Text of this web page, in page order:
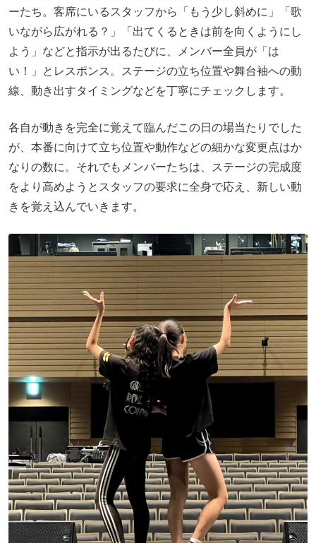
ーたち。客席にいるスタッフから「もう少し斜めに」「歌
いながら広がれる？」「出てくるときは前を向くようにし
よう」などと指示が出るたびに、メンバー全員が「は
い！」とレスポンス。ステージの立ち位置や舞台袖への動
線、動き出すタイミングなどを丁寧にチェックします。
各自が動きを完全に覚えて臨んだこの日の場当たりでした
が、本番に向けて立ち位置や動作などの細かな変更点はか
なりの数に。それでもメンバーたちは、ステージの完成度
をより高めようとスタッフの要求に全身で応え、新しい動
きを覚え込んでいきます。